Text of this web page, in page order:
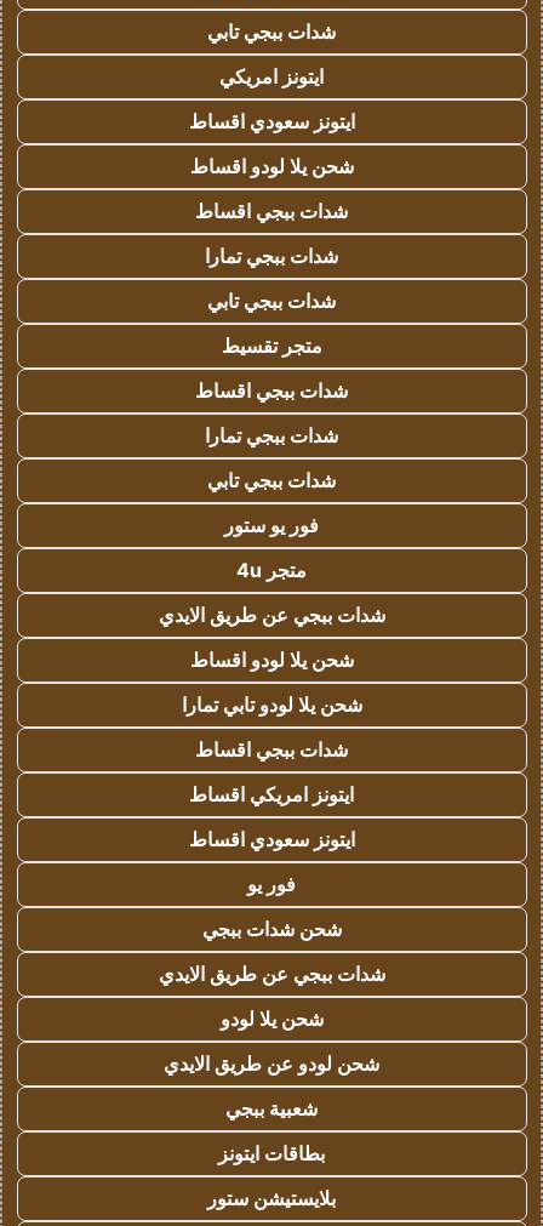
شدات ببجي تابي
ايتونز امريكي
ايتونز سعودي اقساط
شحن يلا لودو اقساط
شدات ببجي اقساط
شدات ببجي تمارا
شدات ببجي تابي
متجر تقسيط
شدات ببجي اقساط
شدات ببجي تمارا
شدات ببجي تابي
فور يو ستور
متجر 4u
شدات ببجي عن طريق الايدي
شحن يلا لودو اقساط
شحن يلا لودو تابي تمارا
شدات ببجي اقساط
ايتونز امريكي اقساط
ايتونز سعودي اقساط
فور يو
شحن شدات ببجي
شدات ببجي عن طريق الايدي
شحن يلا لودو
شحن لودو عن طريق الايدي
شعبية ببجي
بطاقات ايتونز
بلايستيشن ستور